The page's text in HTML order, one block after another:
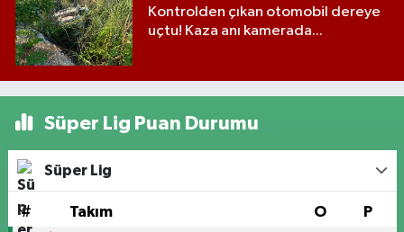
Kontrolden çıkan otomobil dereye
uçtu! Kaza anı kamerada...
Süper Lig Puan Durumu
Süper Lig
# Takım O P